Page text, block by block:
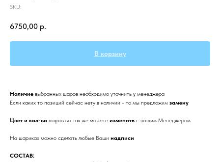
SKU:
6750,00 р.
В корзину
Наличие выбранных шаров необходимо уточнить у менеджера
Если каких то позиций сейчас нету в наличии - то мы предложим замену
Цвет и кол-во шаров вы так же можете изменить с нашим Менеджером
На шариках можно сделать любые Ваши надписи
СОСТАВ: